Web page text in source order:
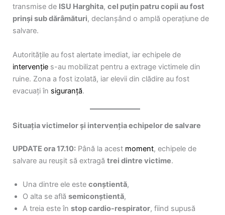
transmise de ISU Harghita, cel puțin patru copii au fost
prinși sub dărâmături, declanșând o amplă operațiune de
salvare.
Autoritățile au fost alertate imediat, iar echipele de
intervenție s-au mobilizat pentru a extrage victimele din
ruine. Zona a fost izolată, iar elevii din clădire au fost
evacuați în siguranță.
Situația victimelor și intervenția echipelor de salvare
UPDATE ora 17.10: Până la acest moment, echipele de
salvare au reușit să extragă trei dintre victime.
Una dintre ele este conștientă,
O alta se află semiconștientă,
A treia este în stop cardio-respirator, fiind supusă